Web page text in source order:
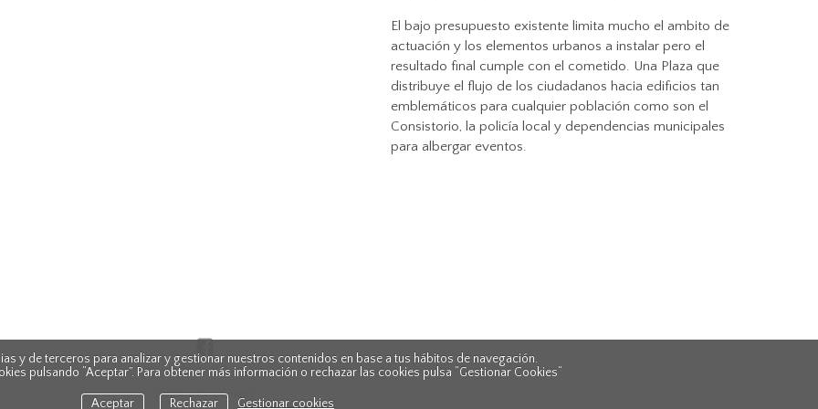
El bajo presupuesto existente limita mucho el ambito de
actuación y los elementos urbanos a instalar pero el
resultado final cumple con el cometido. Una Plaza que
distribuye el flujo de los ciudadanos hacia edificios tan
emblemáticos para cualquier población como son el
Consistorio, la policía local y dependencias municipales
para albergar eventos.
política de cookies
y de terceros para analizar y gestionar nuestros contenidos en base a tus hábitos de navegación.
pulsando “Aceptar”. Para obtener más información o rechazar las cookies pulsa “Gestionar Cookies“
Aceptar Rechazar Gestionar cookies